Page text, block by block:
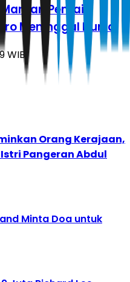
Pemain
Meninggal Dunia
WIB
Orang Kerajaan,
Pangeran Abdul
Minta Doa untuk